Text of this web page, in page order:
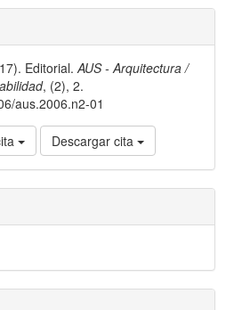
Editorial. AUS - Arquitectura /
, (2), 2.
aus.2006.n2-01
Descargar cita